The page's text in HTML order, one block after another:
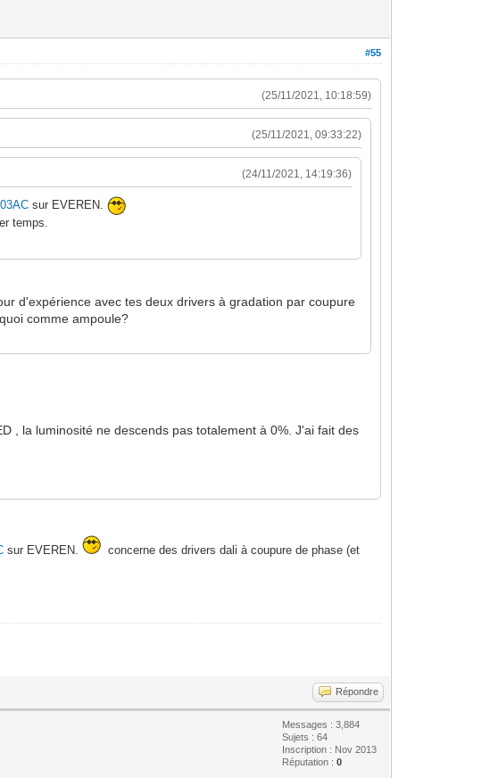
#55
(25/11/2021, 10:18:59)
(25/11/2021, 09:33:22)
(24/11/2021, 14:19:36)
sur EVEREN.
temps.
d'expérience avec tes deux drivers à gradation par coupure
comme ampoule?
, la luminosité ne descends pas totalement à 0%. J'ai fait des
sur EVEREN.
concerne des drivers dali à coupure de phase (et
Répondre
Messages : 3,884
Sujets : 64
Inscription : Nov 2013
Réputation :0